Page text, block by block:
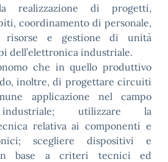
realizzazione di progetti,
coordinamento di personale,
risorse e gestione di unità
dell’elettronica industriale.
che in quello produttivo
inoltre, di progettare circuiti
applicazione nel campo
industriale; utilizzare la
relativa ai componenti e
scegliere dispositivi e
in base a criteri tecnici ed